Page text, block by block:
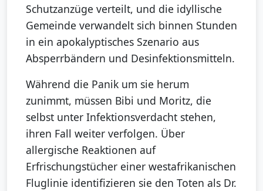
Schutzanzüge verteilt, und die idyllische
Gemeinde verwandelt sich binnen Stunden
in ein apokalyptisches Szenario aus
Absperrbändern und Desinfektionsmitteln.
Während die Panik um sie herum
zunimmt, müssen Bibi und Moritz, die
selbst unter Infektionsverdacht stehen,
ihren Fall weiter verfolgen. Über
allergische Reaktionen auf
Erfrischungstücher einer westafrikanischen
Fluglinie identifizieren sie den Toten als Dr.